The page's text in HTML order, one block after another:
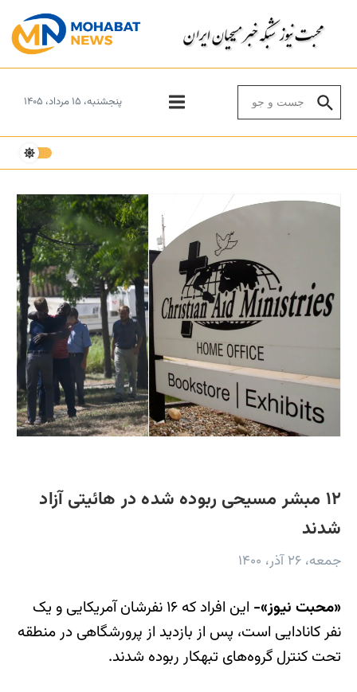
پنجشنبه، ۱۵ مرداد، ۱۴۰۵
۱۲ مبشر مسیحی ربوده شده در هائیتی آزاد
شدند
جمعه، ۲۶ آذر، ۱۴۰۰
«محبت نیوز»-
این افراد که ۱۶ نفرشان آمریکایی و یک
نفر کانادایی است، پس از بازدید از پرورشگاهی در منطقه
تحت کنترل گروه‌های تبهکار ربوده شدند.